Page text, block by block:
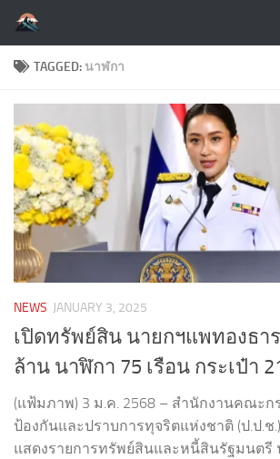
Skip to content
TAGGED: นาฬกา
NEWS JANUARY 3, 2025
เปิดทรัพย์สิน นายกฯแพทองธา
ล้าน นาฬิกา 75 เรือน กระเป๋า
(แฟ้มภาพ) 3 ม.ค. 2568 – สำนักงานคณะก
ป้องกันและปราบการทุจริตแห่งชาติ (ป.ป.ช
แสดงรายการทรัพย์สินและหนี้สินรัฐมนตรี